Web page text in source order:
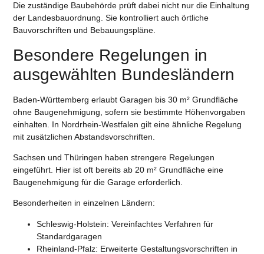
Die zuständige Baubehörde prüft dabei nicht nur die Einhaltung
der Landesbauordnung. Sie kontrolliert auch örtliche
Bauvorschriften und Bebauungspläne.
Besondere Regelungen in
ausgewählten Bundesländern
Baden-Württemberg erlaubt Garagen bis 30 m² Grundfläche
ohne Baugenehmigung, sofern sie bestimmte Höhenvorgaben
einhalten. In Nordrhein-Westfalen gilt eine ähnliche Regelung
mit zusätzlichen Abstandsvorschriften.
Sachsen undThüringen haben strengere Regelungen
eingeführt. Hier ist oft bereits ab 20 m² Grundfläche eine
Baugenehmigung für die Garage erforderlich.
Besonderheiten in einzelnen Ländern:
Schleswig-Holstein: Vereinfachtes Verfahren für
Standardgaragen
Rheinland-Pfalz: Erweiterte Gestaltungsvorschriften in